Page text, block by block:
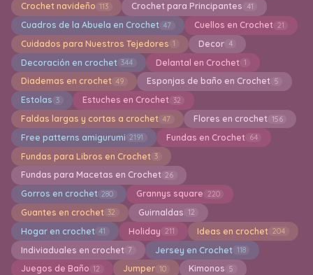
Crochet navideño 113 Crochet para Principantes 41
Cuadros de la Abuela en Crochet 47 Cuellos en Crochet 21
Cuidados para Nuestros Tejedores 1 Decor 4
Decoración en crochet 344 Delantal en Crochet 1
Diademas en crochet 49 Esponjas de baño en Crochet 5
Estolas 3 Estuches en Crochet 32
Faldas largas y cortas a crochet 47 Flores en crochet 156
Free patterns amigurumi 2191 Fundas en Crochet 64
Fundas para Libros en Crochet 3
Fundas para Macetas en Crochet 26
Gorros en crochet 280 Grannys square 220
Guantes en crochet 32 Guirnaldas 12
Hogar en crochet 41 Holiday 211 Ideas en crochet 204
Indiviaduales en crochet 7 Jersey en Crochet 118
Juegos de Baño 12 Jumper 10 Kimonos 5